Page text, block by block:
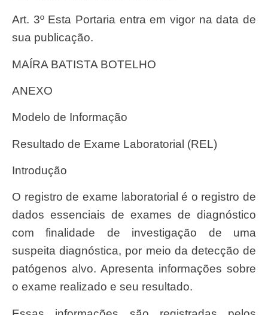
Art. 3º Esta Portaria entra em vigor na data de
sua publicação.
MAÍRA BATISTA BOTELHO
ANEXO
Modelo de Informação
Resultado de Exame Laboratorial (REL)
Introdução
O registro de exame laboratorial é o registro de
dados essenciais de exames de diagnóstico
com finalidade de investigação de uma
suspeita diagnóstica, por meio da detecção de
patógenos alvo. Apresenta informações sobre
o exame realizado e seu resultado.